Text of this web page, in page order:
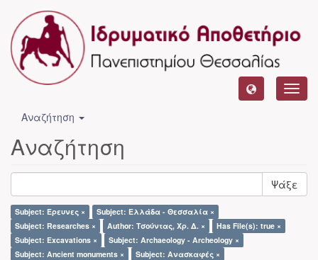
Αναζήτηση
Αναζήτηση
Ψάξε
Subject: Έρευνες ×
Subject: Ελλάδα - Θεσσαλία ×
Subject: Researches ×
Author: Τσούντας, Χρ. Δ. ×
Has File(s): true ×
Subject: Excavations ×
Subject: Archaeology - Archeology ×
Subject: Ancient monuments ×
Subject: Ανασκαφές ×